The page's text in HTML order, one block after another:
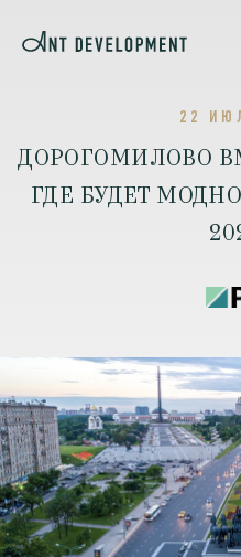
22
ДОРОГОМИЛОВО
ГДЕ БУДЕТ